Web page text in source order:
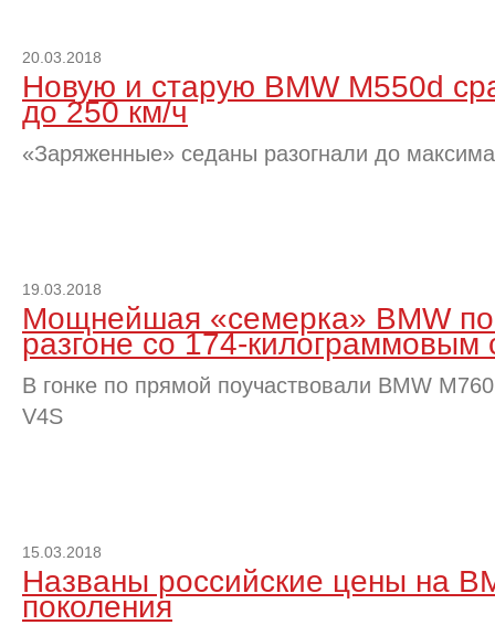
20.03.2018
Новую и старую BMW M550d
до 250 км/ч
«Заряженные» седаны разогнали до
19.03.2018
Мощнейшая «семерка» BMW
разгоне со 174-килограммовым
В гонке по прямой поучаствовали BMW
V4S
15.03.2018
Названы российские цены на
поколения